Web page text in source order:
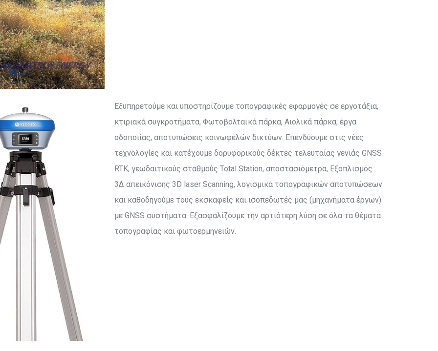
Εξυπηρετούμε και υποστηρίζουμε τοπογραφικές εφαρμογές σε εργοτάξια,
κτιριακά συγκροτήματα, Φωτοβολταϊκά πάρκα, Αιολικά πάρκα, έργα
οδοποιίας, αποτυπώσεις κοινωφελών δικτύων. Επενδύουμε στις νέες
τεχνολογίες και κατέχουμε δορυφορικούς δέκτες τελευταίας γενιάς GNSS
RTK, γεωδαιτικούς σταθμούς Total Station, αποστασιόμετρα, Εξοπλισμός
3Δ απεικόνισης 3D laser Scanning, λογισμικά τοπογραφικών αποτυπώσεων
και καθοδηγούμε τους εκσκαφείς και ισοπεδωτές μας (μηχανήματα έργων)
με GNSS συστήματα. Εξασφαλίζουμε την αρτιότερη λύση σε όλα τα θέματα
τοπογραφίας και φωτοερμηνειών.